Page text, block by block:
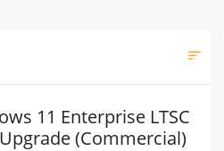
sort
11 Enterprise LTSC
(Commercial)